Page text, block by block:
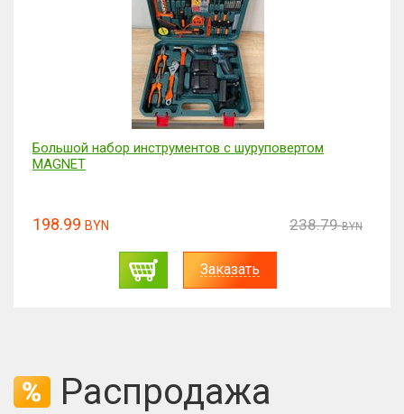
Большой набор инструментов с шуруповертом
MAGNET
198.99 BYN 238.79 BYN
Заказать
Распродажа